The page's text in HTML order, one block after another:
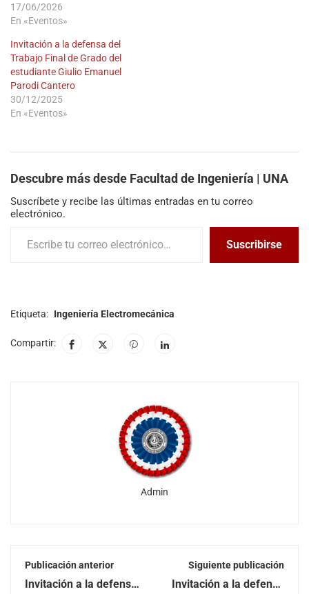
17/06/2026
En «Eventos»
Invitación a la defensa del
Trabajo Final de Grado del
estudiante Giulio Emanuel
Parodi Cantero
30/12/2025
En «Eventos»
Descubre más desde Facultad de Ingeniería | UNA
Suscríbete y recibe las últimas entradas en tu correo
electrónico.
Suscribirse
Etiqueta: Ingeniería Electromecánica
Compartir:
Admin
Publicación anterior
Invitación a la defensa
Siguiente publicación
Invitación a la defensa